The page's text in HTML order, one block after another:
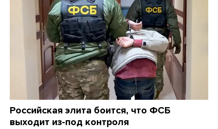
Российская элита боится, что ФСБ
выходит из-под контроля